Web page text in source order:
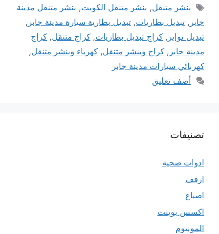
الوسوم
بنشر متنقل, بنشر متنقل الكويت, بنشر متنقل مدينة
جابر , تبديل بطاريات, تبديل بطارية سيارة مدينة جابر ,
تبديل تواير , كراج تبديل بطاريات, كراج متنقل, كراج
مدينة جابر , كراج وبنشر متنقل, كهرباء وبنشر متنقل,
كهربائي سيارات مدينة جابر
أضف تعليق
تصنيفات
ادوات صحية
ارفف
اصباغ
اكسس بوينت
المونيوم